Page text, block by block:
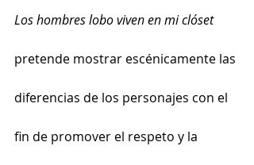
Los hombres lobo viven en mi clóset
pretende mostrar escénicamente las
diferencias de los personajes con el
fin de promover el respeto y la